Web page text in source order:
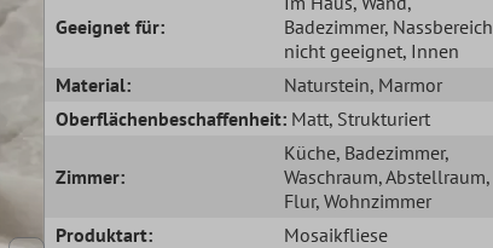
Geeignet für:
Badezimmer, Nassbereich
nicht geeignet, Innen
Material:
Naturstein, Marmor
Oberflächenbeschaffenheit: Matt, Strukturiert
Zimmer:
Küche, Badezimmer,
Waschraum, Abstellraum,
Flur, Wohnzimmer
Produktart:
Mosaikfliese